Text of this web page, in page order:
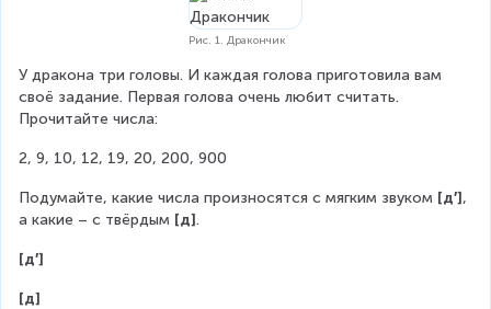
Рис. 1. Дракончик
У дракона три головы. И каждая голова приготовила вам
своё задание. Первая голова очень любит считать.
Прочитайте числа:
2, 9, 10, 12, 19, 20, 200, 900
Подумайте, какие числа произносятся с мягким звуком [д′],
а какие – с твёрдым [д].
[д′]
[д]